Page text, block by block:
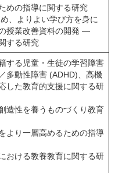
めの指導に関する研究
、よりよい学び方を身に
授業改善資料の開発 ―
する研究
する児童・生徒の学習障害
多動性障害 (ADHD)、高機
した教育的支援に関する研
造性を養うものづくり教育
より一層高めるための指導
おける教養教育に関する研